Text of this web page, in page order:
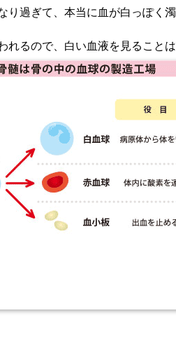
り過ぎて、本当に血が白っぽく
るので、白い血液を見ること